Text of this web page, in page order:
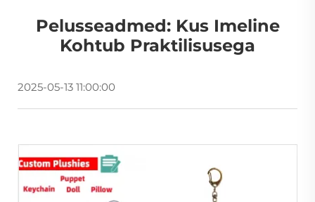
Pelusseadmed: Kus Imeline
Kohtub Praktilisusega
2025-05-13 11:00:00